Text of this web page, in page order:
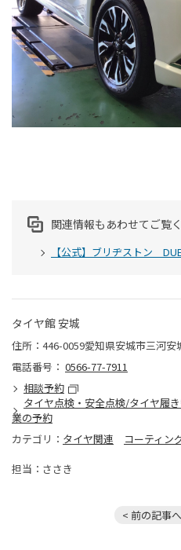
関連情報もあわせてご覧
【公式】ブリヂストン
タイヤ館 安城
住所：446-0059愛知県安城市三河安
電話番号： 0566-77-7911
相談予約
タイヤ点検・安全点検/タイヤ履
業の予約
カテゴリ： タイヤ関連
コーティン
担当：ささき
< 前の記事へ